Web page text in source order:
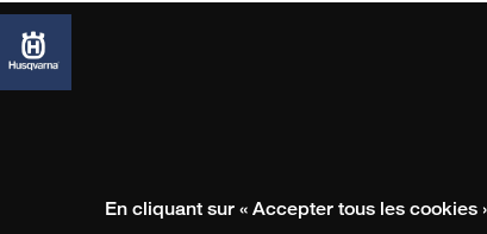
En cliquant sur « Accepter tous les